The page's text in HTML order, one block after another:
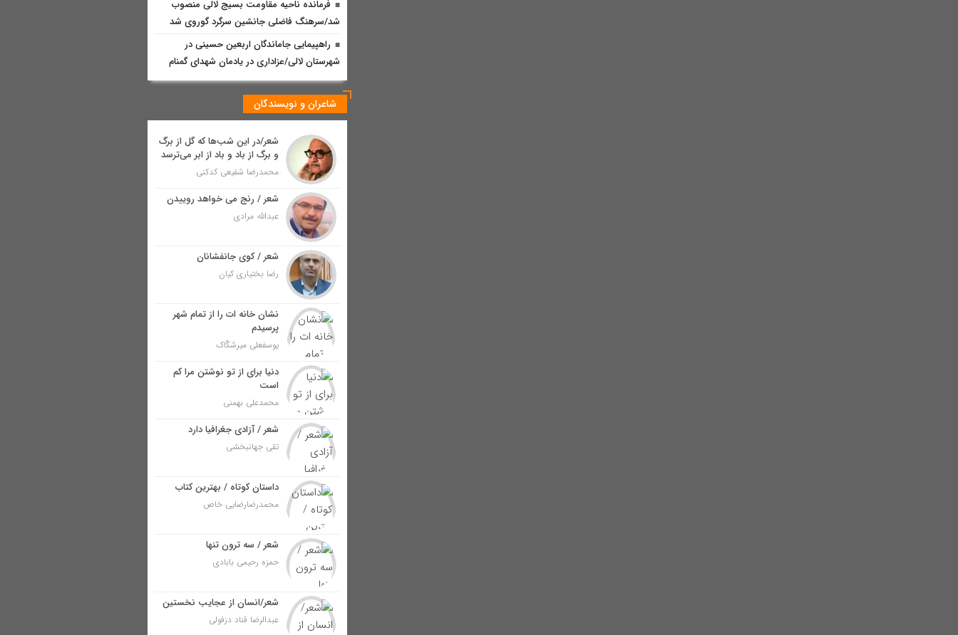
فرمانده ناحیه مقاومت بسیج لالی منصوب
شد/سرهنگ فاضلی جانشین سرگرد گوروی شد
راهپیمایی جاماندگان اربعین حسینی در
شهرستان لالی/عزاداری در یادمان شهدای گمنام
شاعران و نویسندگان
شعر/در این شب‌ها که گل از برگ
و برگ از باد و باد از ابر می‌ترسد
محمدرضا شفیعی کدکنی
شعر / رنج می خواهد روییدن
عبدالله مرادی
شعر / کوی جانفشانان
رضا بختیاری کیان
نشان خانه ات را از تمام شهر
پرسیدم
یوسفعلی میرشکّاک
دنیا برای از تو نوشتن مرا کم
است
محمدعلی بهمنی
شعر / آزادی جغرافیا دارد
تقی جهانبخشی
داستان کوتاه / بهترین کتاب
محمدرضارضایی خاص
شعر / سه ترون تنها
حمزه رحیمی بابادی
شعر/انسان از عجایب نخستین
عبدالرضا قناد دزفولی